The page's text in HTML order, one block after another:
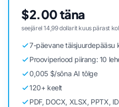
$2.00 täna
seejärel 14,99 dollarit kuus pärast
7-päevane täisjuurdepääsu
Prooviperiood piirang: 10
0,005 $/sõna AI tõlge
120+ keelt
PDF, DOCX, XLSX, PPTX,